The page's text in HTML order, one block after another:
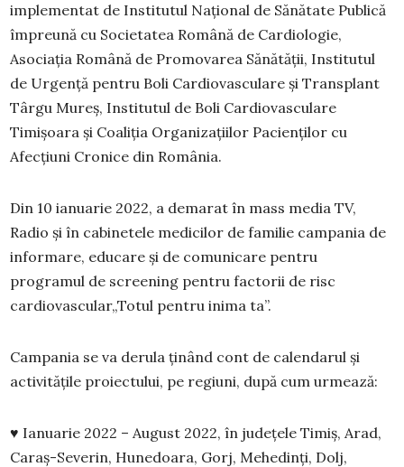
implementat de Institutul Național de Sănătate Publică
împreună cu Societatea Română de Cardiologie,
Asociația Română de Promovarea Sănătății, Institutul
de Urgenţă pentru Boli Cardiovasculare şi Transplant
Târgu Mureş, Institutul de Boli Cardiovasculare
Timișoara și Coaliția Organizațiilor Pacienților cu
Afecțiuni Cronice din România.
Din 10 ianuarie 2022, a demarat în mass media TV,
Radio și în cabinetele medicilor de familie campania de
informare, educare și de comunicare pentru
programul de screening pentru factorii de risc
cardiovascular„Totul pentru inima ta”.
Campania se va derula ținând cont de calendarul și
activitățile proiectului, pe regiuni, după cum urmează:
♥ Ianuarie 2022 – August 2022, în județele Timiș, Arad,
Caraș-Severin, Hunedoara, Gorj, Mehedinți, Dolj,